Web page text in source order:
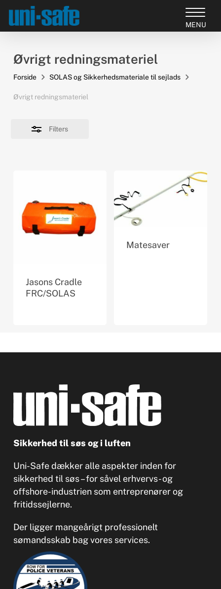
main
Øvrigt redningsmateriel
Forside SOLAS og Sikkerhedsmateriale til sejlads
Øvrigt redningsmateriel
Filters
Close
Filters
Jasons Cradle
FRC/SOLAS
Matesaver
Sikkerhed til søs og i luften
Uni-Safe dækker alle aspekter inden for
sikkerhed til søs – for såvel erhvervs- og
offshore-industrien som entreprenører og
fritidssejlerne.
Der ligger mangeårigt professionelt
sømandsskab bag vores services.
Close